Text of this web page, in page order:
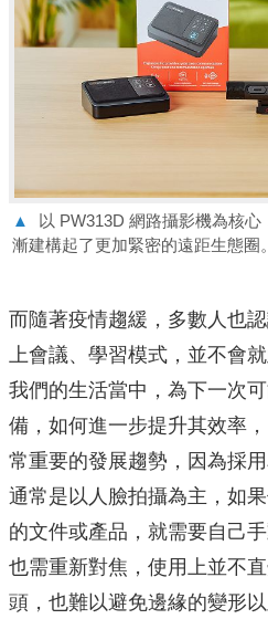
▲
以 PW313D 網路攝影機為核
漸建構起了更加緊密的遠距生態圈。
而隨著疫情趨緩，多數人也
上會議、學習模式，並不會
我們的生活當中，為下一次
備，如何進一步提升其效率
常重要的發展趨勢，因為採
通常是以人臉拍攝為主，如
的文件或產品，就需要自己
也需重新對焦，使用上並不
頭，也難以避免邊緣的變形